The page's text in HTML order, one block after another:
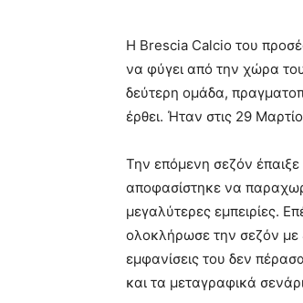
Η Brescia Calcio του
να φύγει από την χώρα
δεύτερη ομάδα,
έρθει. Ήταν στις 29
Την επόμενη σεζόν
αποφασίστηκε να
μεγαλύτερες εμπειρίες.
ολοκλήρωσε την σεζόν με
εμφανίσεις του δεν
και τα μεταγραφικά